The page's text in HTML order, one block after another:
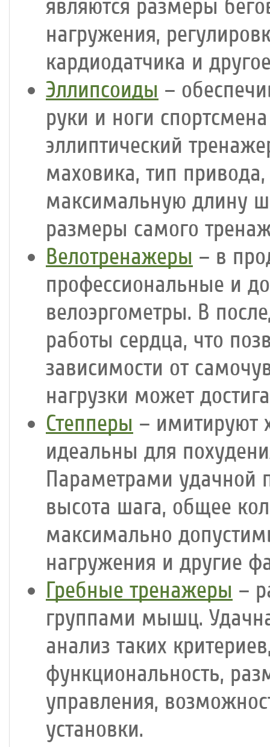
являются размеры
нагружения,
кардиодатчика и
Эллипсоиды –
руки и ноги
эллиптический
маховика, тип
максимальную длину
размеры самого
Велотренажеры – в
профессиональные и
велоэргометры. В
работы сердца, что
зависимости от
нагрузки может
Степперы – имитируют
идеальны для
Параметрами удачной
высота шага, общее
максимально
нагружения и другие
Гребные тренажеры –
группами мышц.
анализ таких
функциональность,
управления,
установки.